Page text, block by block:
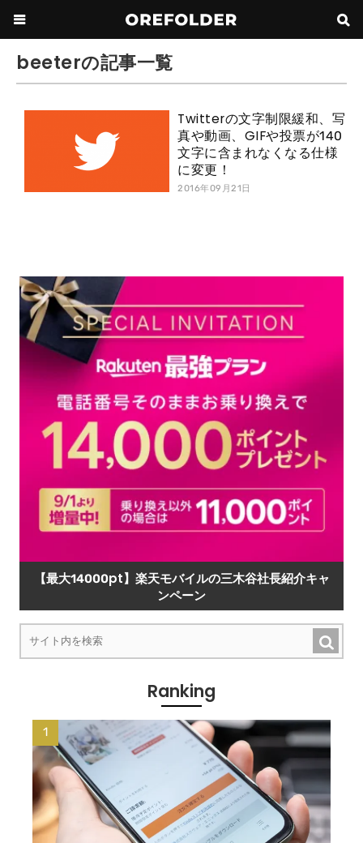
beeterの記事一覧
Twitterの文字制限緩和、写
真や動画、GIFや投票が140
文字に含まれなくなる仕様
に変更！
2016年09月21日
【最大14000pt】楽天モバイルの三木谷社長紹介キャ
ンペーン
Ranking